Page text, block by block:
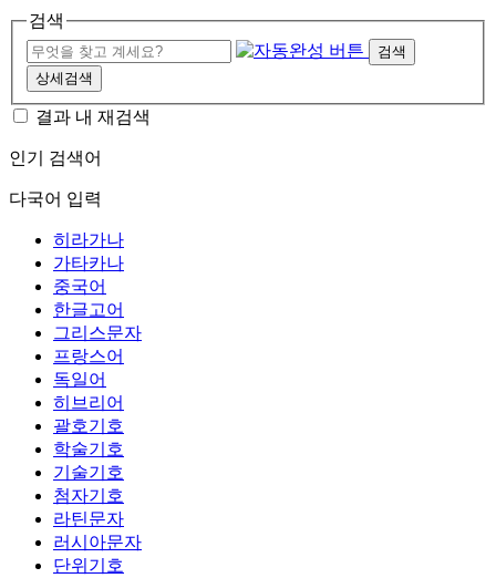
검색
검색
상세검색
결과 내 재검색
인기 검색어
다국어 입력
히라가나
가타카나
중국어
한글고어
그리스문자
프랑스어
독일어
히브리어
괄호기호
학술기호
기술기호
첨자기호
라틴문자
러시아문자
단위기호